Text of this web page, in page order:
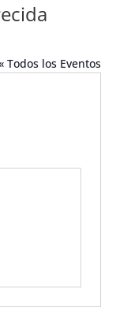
Todos los Eventos